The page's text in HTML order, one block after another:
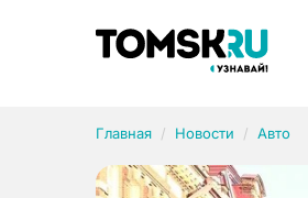
Главная Новости Авто
Рубрики